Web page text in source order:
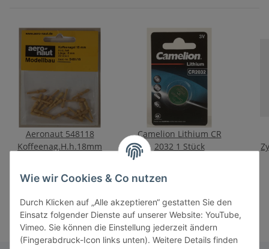
Aeronaut 548118
Koffeenag.H.h.18mm
Camelion Lithium CR
2032 1 Stück
Wie wir Cookies & Co nutzen
Durch Klicken auf „Alle akzeptieren“ gestatten Sie den
Einsatz folgender Dienste auf unserer Website: YouTube,
Vimeo. Sie können die Einstellung jederzeit ändern
(Fingerabdruck-Icon links unten). Weitere Details finden